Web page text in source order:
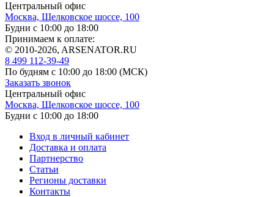
Центральный офис
Москва, Щелковское шоссе, 100
Будни с 10:00 до 18:00
Принимаем к оплате:
© 2010-2026, ARSENATOR.RU
8 499 112-39-49
По будням с 10:00 до 18:00 (МСК)
Заказать звонок
Центральный офис
Москва, Щелковское шоссе, 100
Будни с 10:00 до 18:00
Вход в личный кабинет
Доставка и оплата
Партнерство
Статьи
Регионы доставки
Контакты